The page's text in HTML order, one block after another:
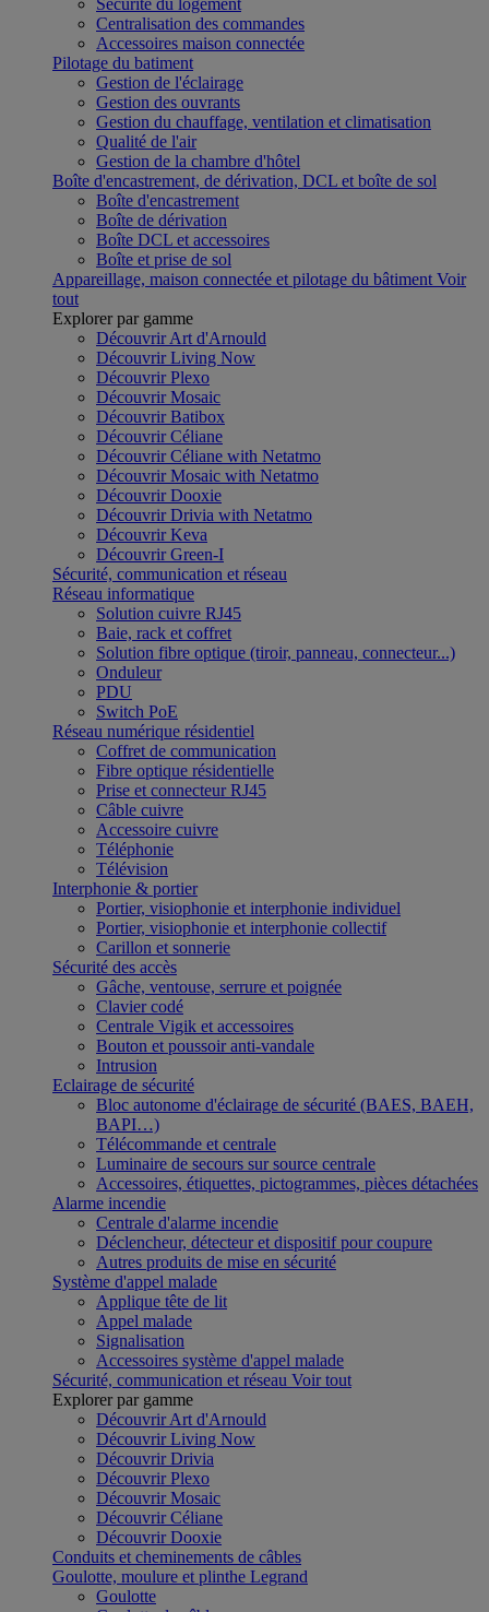
Sécurité du logement
Centralisation des commandes
Accessoires maison connectée
Pilotage du batiment
Gestion de l'éclairage
Gestion des ouvrants
Gestion du chauffage, ventilation et climatisation
Qualité de l'air
Gestion de la chambre d'hôtel
Boîte d'encastrement, de dérivation, DCL et boîte de sol
Boîte d'encastrement
Boîte de dérivation
Boîte DCL et accessoires
Boîte et prise de sol
Appareillage, maison connectée et pilotage du bâtiment Voir
tout
Explorer par gamme
Découvrir Art d'Arnould
Découvrir Living Now
Découvrir Plexo
Découvrir Mosaic
Découvrir Batibox
Découvrir Céliane
Découvrir Céliane with Netatmo
Découvrir Mosaic with Netatmo
Découvrir Dooxie
Découvrir Drivia with Netatmo
Découvrir Keva
Découvrir Green-I
Sécurité, communication et réseau
Réseau informatique
Solution cuivre RJ45
Baie, rack et coffret
Solution fibre optique (tiroir, panneau, connecteur...)
Onduleur
PDU
Switch PoE
Réseau numérique résidentiel
Coffret de communication
Fibre optique résidentielle
Prise et connecteur RJ45
Câble cuivre
Accessoire cuivre
Téléphonie
Télévision
Interphonie & portier
Portier, visiophonie et interphonie individuel
Portier, visiophonie et interphonie collectif
Carillon et sonnerie
Sécurité des accès
Gâche, ventouse, serrure et poignée
Clavier codé
Centrale Vigik et accessoires
Bouton et poussoir anti-vandale
Intrusion
Eclairage de sécurité
Bloc autonome d'éclairage de sécurité (BAES, BAEH,
BAPI…)
Télécommande et centrale
Luminaire de secours sur source centrale
Accessoires, étiquettes, pictogrammes, pièces détachées
Alarme incendie
Centrale d'alarme incendie
Déclencheur, détecteur et dispositif pour coupure
Autres produits de mise en sécurité
Système d'appel malade
Applique tête de lit
Appel malade
Signalisation
Accessoires système d'appel malade
Sécurité, communication et réseau Voir tout
Explorer par gamme
Découvrir Art d'Arnould
Découvrir Living Now
Découvrir Drivia
Découvrir Plexo
Découvrir Mosaic
Découvrir Céliane
Découvrir Dooxie
Conduits et cheminements de câbles
Goulotte, moulure et plinthe Legrand
Goulotte